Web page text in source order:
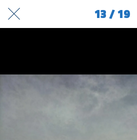
13 / 19